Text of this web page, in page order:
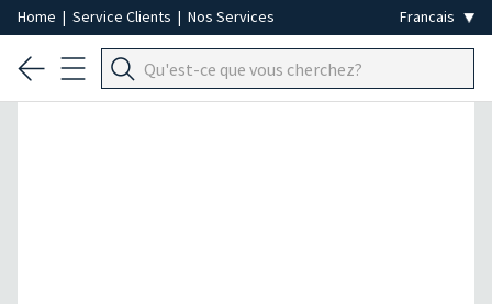
Home | Service Clients | Nos Services
Spécial Épilation Professionnelle